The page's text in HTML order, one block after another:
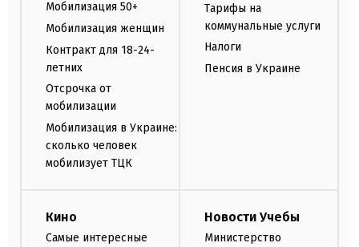
Мобилизация 50+
Мобилизация женщин
Контракт для 18-24-
летних
Отсрочка от
мобилизации
Мобилизация в Украине:
сколько человек
мобилизует ТЦК
Тарифы на
коммунальные услуги
Налоги
Пенсия в Украине
Кино
Самые интересные
Новости Учебы
Министерство